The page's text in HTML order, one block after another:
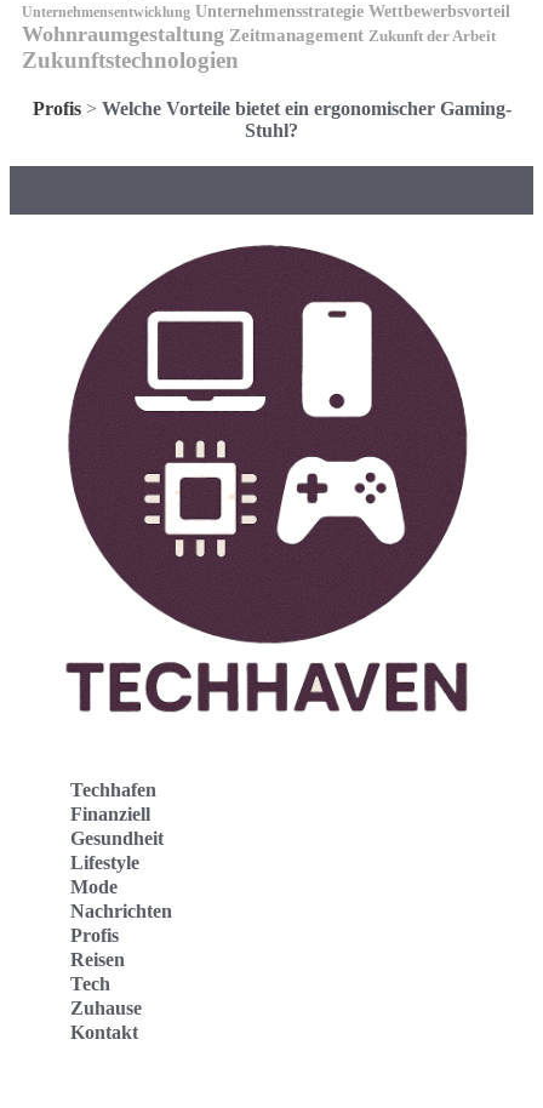
Unternehmensentwicklung Unternehmensstrategie Wettbewerbsvorteil
Wohnraumgestaltung Zeitmanagement Zukunft der Arbeit
Zukunftstechnologien
Profis> Welche Vorteile bietet ein ergonomischer Gaming-
Stuhl?
Techhafen
Finanziell
Gesundheit
Lifestyle
Mode
Nachrichten
Profis
Reisen
Tech
Zuhause
Kontakt